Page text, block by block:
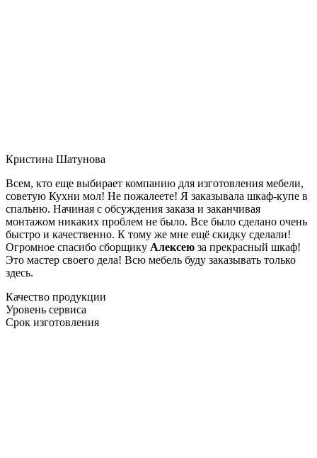
Кристина Шатунова
Всем, кто еще выбирает компанию для изготовления мебели,
советую Кухни мол! Не пожалеете! Я заказывала шкаф-купе в
спальню. Начиная с обсуждения заказа и заканчивая
монтажом никаких проблем не было. Все было сделано очень
быстро и качественно. К тому же мне ещё скидку сделали!
Огромное спасибо сборщику Алексею за прекрасный шкаф!
Это мастер своего дела! Всю мебель буду заказывать только
здесь.
Качество продукции
Уровень сервиса
Срок изготовления